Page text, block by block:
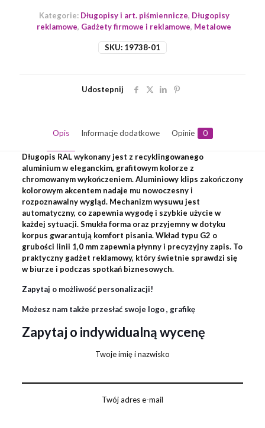
SKU: 19738-01
Kategorie: Długopisy i art. piśmiennicze, Długopisy
reklamowe, Gadżety firmowe i reklamowe, Metalowe
Udostepnij
Opis Informacje dodatkowe Opinie 0
Długopis RAL wykonany jest z recyklingowanego
aluminium w eleganckim, grafitowym kolorze z
chromowanym wykończeniem. Aluminiowy klips zakończony
kolorowym akcentem nadaje mu nowoczesny i
rozpoznawalny wygląd. Mechanizm wysuwu jest
automatyczny, co zapewnia wygodę i szybkie użycie w
każdej sytuacji. Smukła forma oraz przyjemny w dotyku
korpus gwarantują komfort pisania. Wkład typu G2 o
grubości linii 1,0 mm zapewnia płynny i precyzyjny zapis. To
praktyczny gadżet reklamowy, który świetnie sprawdzi się
w biurze i podczas spotkań biznesowych.
Zapytaj o możliwość personalizacji!
Możesz nam także przesłać swoje logo , grafikę
Zapytaj o indywidualną wycenę
Twoje imię i nazwisko
Twój adres e-mail